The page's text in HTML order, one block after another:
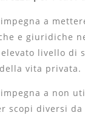
a
e giuridiche
livello di
vita privata.
a non
scopi diversi